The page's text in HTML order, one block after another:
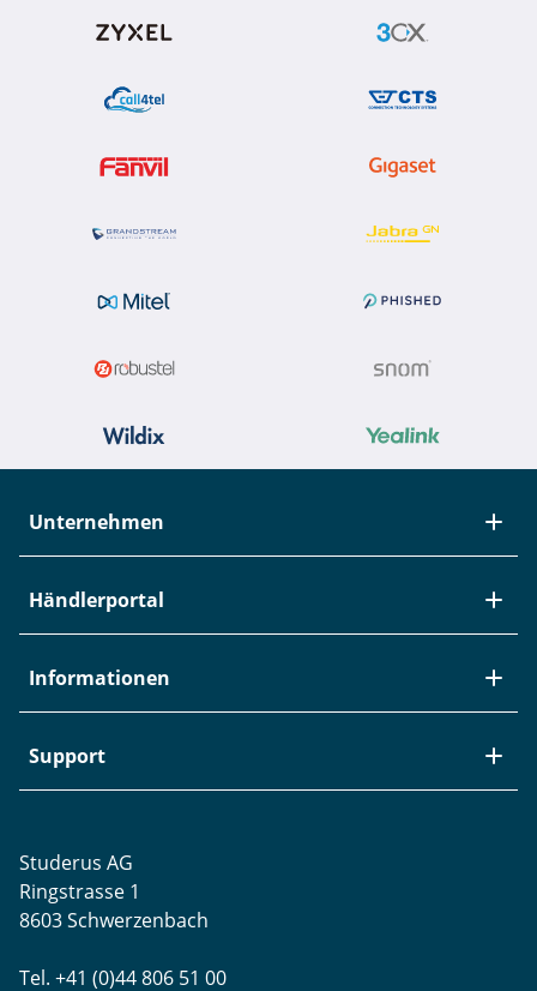
Unternehmen
Über Studerus
Team
Kontakt
Studerus als Arbeitgeber
Aktuelle Jobs
Referenzen
Datenschutz
Händlerportal
Neuheiten / EOL
Datenanbindung
Swiss Service Pack
Zyxel-Partnerprogramm
Informationen
Bezugsquellen
Garantieinformationen
Brands
Blog
Support
Projektunterstützung
WLAN-Ausmessung
Studerus AG
Ringstrasse 1
8603 Schwerzenbach
Tel. +41 (0)44 806 51 00